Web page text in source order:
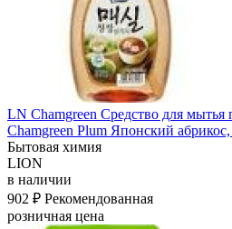
LN Chamgreen Средство для
Chamgreen Plum Японский
Бытовая химия
LION
в наличии
902 ₽ Рекомендованная
розничная цена